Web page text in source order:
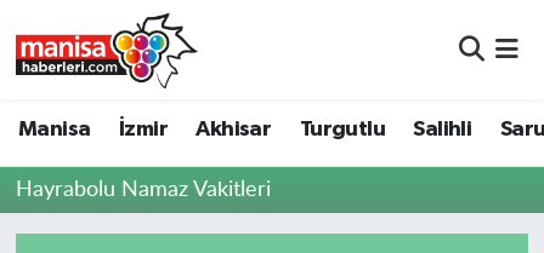
Manisa İzmir Akhisar Turgutlu Salihli
Hayrabolu Namaz Vakitleri
Akhisar
Manisa Nöbetçi Eczaneler
Manisa Namaz Vakitleri